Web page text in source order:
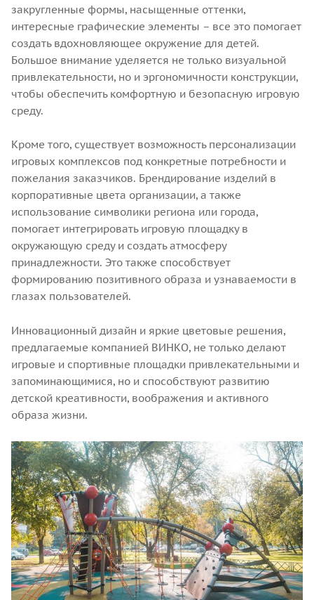
закругленные формы, насыщенные оттенки,
интересные графические элементы – все это помогает
создать вдохновляющее окружение для детей.
Большое внимание уделяется не только визуальной
привлекательности, но и эргономичности конструкции,
чтобы обеспечить комфортную и безопасную игровую
среду.
Кроме того, существует возможность персонализации
игровых комплексов под конкретные потребности и
пожелания заказчиков. Брендирование изделий в
корпоративные цвета организации, а также
использование символики региона или города,
помогает интегрировать игровую площадку в
окружающую среду и создать атмосферу
принадлежности. Это также способствует
формированию позитивного образа и узнаваемости в
глазах пользователей.
Инновационный дизайн и яркие цветовые решения,
предлагаемые компанией ВИНКО, не только делают
игровые и спортивные площадки привлекательными и
запоминающимися, но и способствуют развитию
детской креативности, воображения и активного
образа жизни.